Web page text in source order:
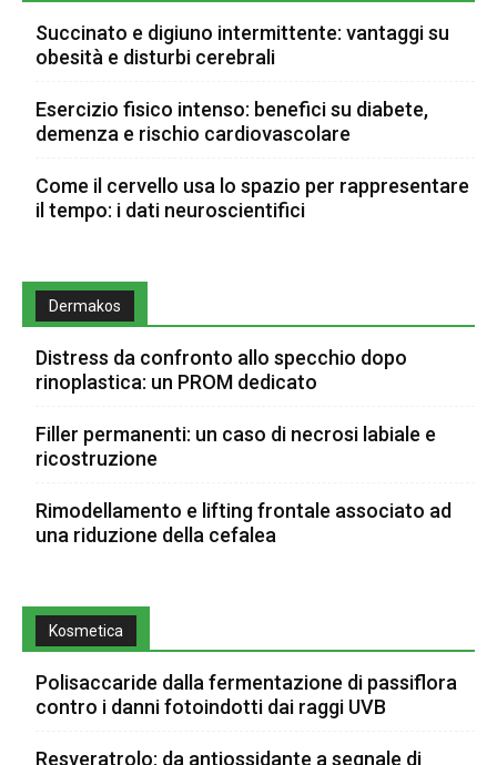
Succinato e digiuno intermittente: vantaggi su
obesità e disturbi cerebrali
Esercizio fisico intenso: benefici su diabete,
demenza e rischio cardiovascolare
Come il cervello usa lo spazio per rappresentare
il tempo: i dati neuroscientifici
Dermakos
Distress da confronto allo specchio dopo
rinoplastica: un PROM dedicato
Filler permanenti: un caso di necrosi labiale e
ricostruzione
Rimodellamento e lifting frontale associato ad
una riduzione della cefalea
Kosmetica
Polisaccaride dalla fermentazione di passiflora
contro i danni fotoindotti dai raggi UVB
Resveratrolo: da antiossidante a segnale di